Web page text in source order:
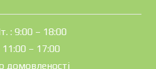
: 9:00 – 18:00
– 17:00
домовленості